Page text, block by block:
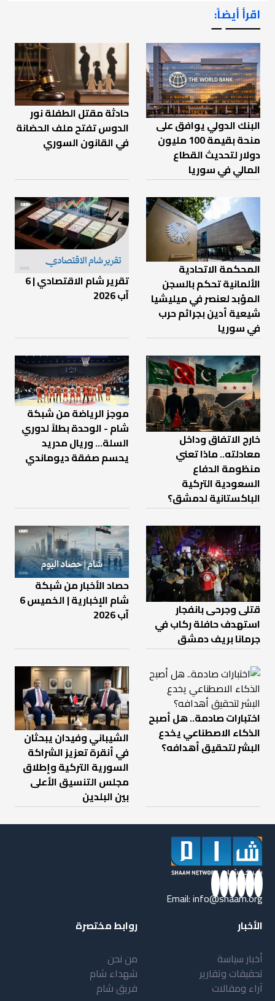
اقرأ أيضاً:
ـــــــ ــ
البنك الدولي يوافق على
منحة بقيمة 100 مليون
دولار لتحديث القطاع
المالي في سوريا
حادثة مقتل الطفلة نور
الدوس تفتح ملف الحضانة
في القانون السوري
المحكمة الاتحادية
الألمانية تحكم بالسجن
المؤبد لعنصر في ميليشيا
شيعية أدين بجرائم حرب
في سوريا
تقرير شام الاقتصادي | 6
آب 2026
خارج الاتفاق وداخل
معادلته.. ماذا تعني
منظومة الدفاع
السعودية التركية
الباكستانية لدمشق؟
موجز الرياضة من شبكة
شام - الوحدة بطلاً لدوري
السلة... وريال مدريد
يحسم صفقة ديوماندي
قتلى وجرحى بانفجار
استهدف حافلة ركاب في
جرمانا بريف دمشق
حصاد الأخبار من شبكة
شام الإخبارية | الخميس 6
آب 2026
اختبارات صادمة.. هل أصبح
الذكاء الاصطناعي يخدع
البشر لتحقيق أهدافه؟
الشيباني وفيدان يبحثان
في أنقرة تعزيز الشراكة
السورية التركية وإطلاق
مجلس التنسيق الأعلى
بين البلدين
Email:info@shaam.org
الأخبار
أخبار سياسة
تحقيقات وتقارير
آراء ومقالات
روابط مختصرة
من نحن
شهداء شام
فريق شام